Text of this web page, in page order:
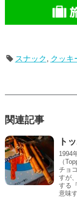
スナック, クッキ
関連記事
ト
1994
（
チョ
すが
する
意味